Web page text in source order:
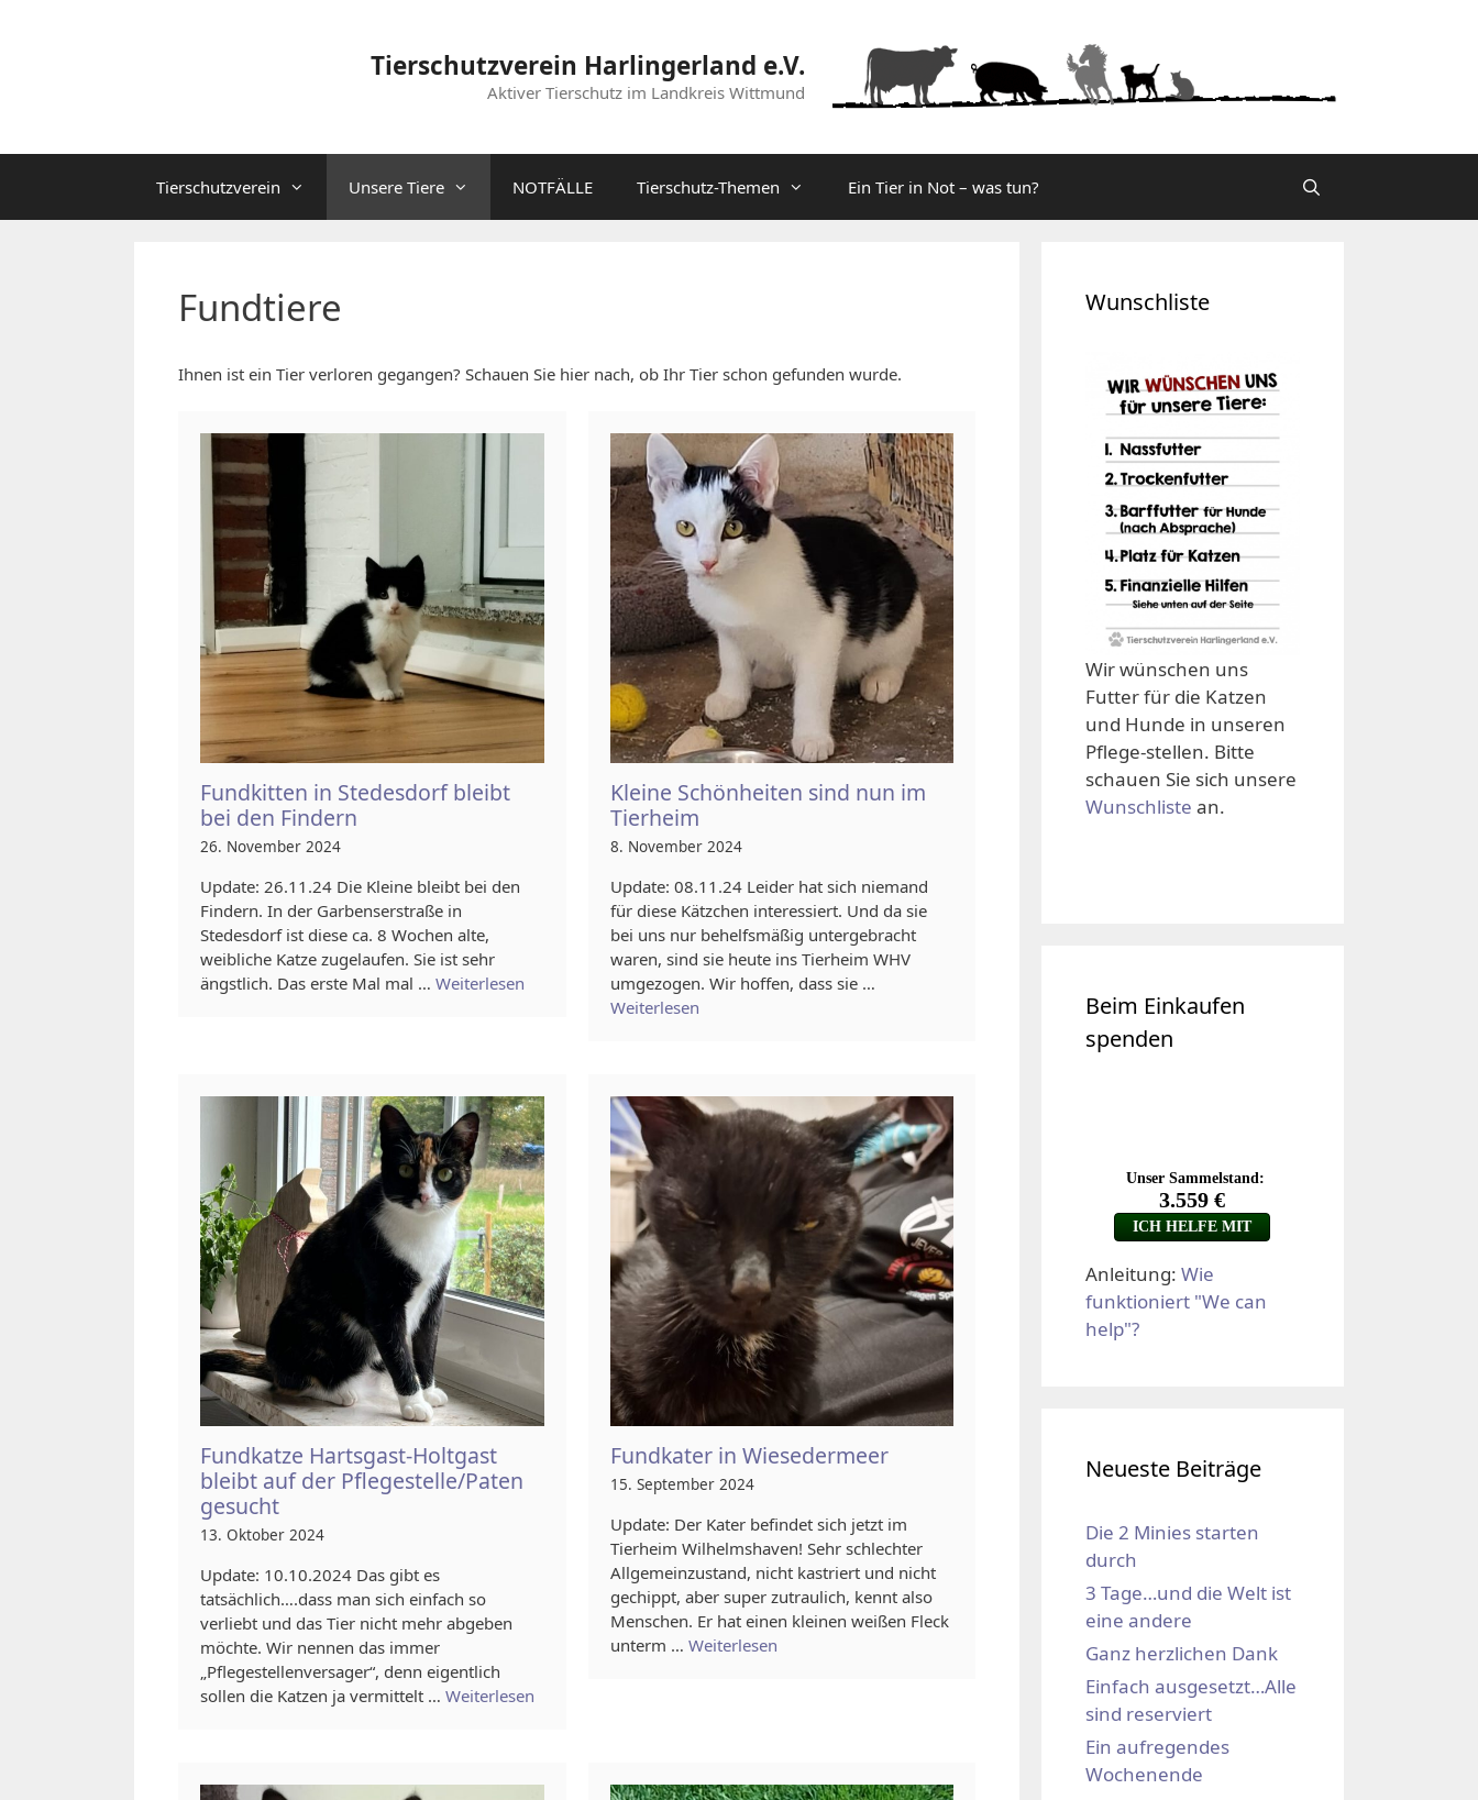
Tierschutzverein Harlingerland e.V.
Aktiver Tierschutz im Landkreis Wittmund
Tierschutzverein Unsere Tiere NOTFÄLLE Tierschutz-Themen Ein Tier in Not – was tun?
Fundtiere
Ihnen ist ein Tier verloren gegangen? Schauen Sie hier nach, ob Ihr Tier schon gefunden wurde.
Fundkitten in Stedesdorf bleibt
bei den Findern
26. November 2024
Update: 26.11.24 Die Kleine bleibt bei den
Findern. In der Garbenserstraße in
Stedesdorf ist diese ca. 8 Wochen alte,
weibliche Katze zugelaufen. Sie ist sehr
ängstlich. Das erste Mal mal … Weiterlesen
Kleine Schönheiten sind nun im
Tierheim
8. November 2024
Update: 08.11.24 Leider hat sich niemand
für diese Kätzchen interessiert. Und da sie
bei uns nur behelfsmäßig untergebracht
waren, sind sie heute ins Tierheim WHV
umgezogen. Wir hoffen, dass sie …
Weiterlesen
Fundkatze Hartsgast-Holtgast
bleibt auf der Pflegestelle/Paten
gesucht
13. Oktober 2024
Update: 10.10.2024 Das gibt es
tatsächlich….dass man sich einfach so
verliebt und das Tier nicht mehr abgeben
möchte. Wir nennen das immer
„Pflegestellenversager“, denn eigentlich
sollen die Katzen ja vermittelt … Weiterlesen
Fundkater in Wiesedermeer
15. September 2024
Update: Der Kater befindet sich jetzt im
Tierheim Wilhelmshaven! Sehr schlechter
Allgemeinzustand, nicht kastriert und nicht
gechippt, aber super zutraulich, kennt also
Menschen. Er hat einen kleinen weißen Fleck
unterm … Weiterlesen
Wunschliste
Wir wünschen uns
Futter für die Katzen
und Hunde in unseren
Pflege-stellen. Bitte
schauen Sie sich unsere
Wunschliste an.
Beim Einkaufen
spenden
Anleitung: Wie
funktioniert "We can
help"?
Neueste Beiträge
Die 2 Minies starten
durch
3 Tage…und die Welt ist
eine andere
Ganz herzlichen Dank
Einfach ausgesetzt…Alle
sind reserviert
Ein aufregendes
Wochenende